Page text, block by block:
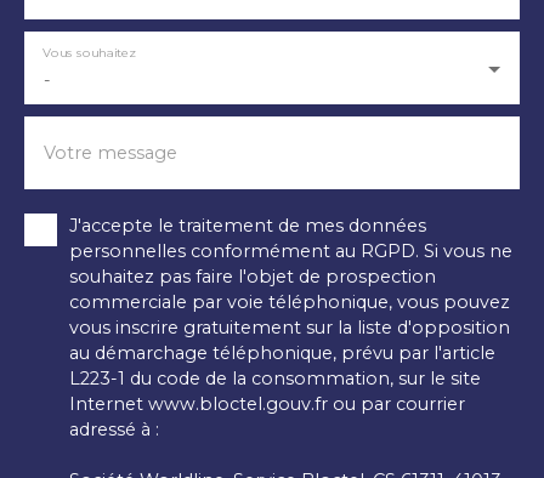
-
Vous souhaitez
Votre message
J'accepte le traitement de mes données
personnelles conformément au RGPD. Si vous ne
souhaitez pas faire l'objet de prospection
commerciale par voie téléphonique, vous pouvez
vous inscrire gratuitement sur la liste d'opposition
au démarchage téléphonique, prévu par l'article
L223-1 du code de la consommation, sur le site
Internet www.bloctel.gouv.fr ou par courrier
adressé à :